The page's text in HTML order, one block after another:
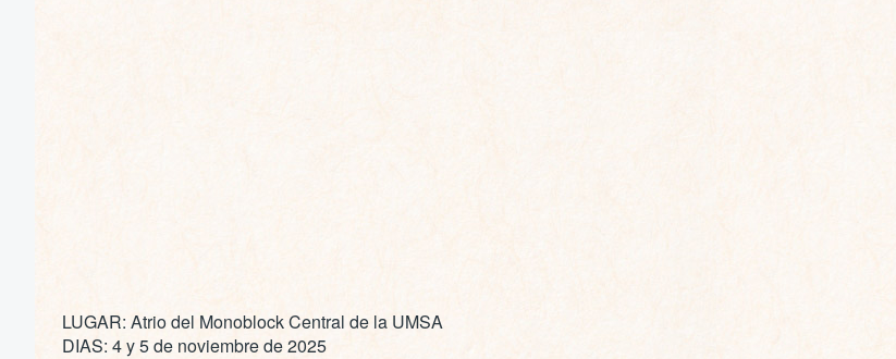
LUGAR: Atrio del Monoblock Central de la UMSA
DIAS: 4 y 5 de noviembre de 2025